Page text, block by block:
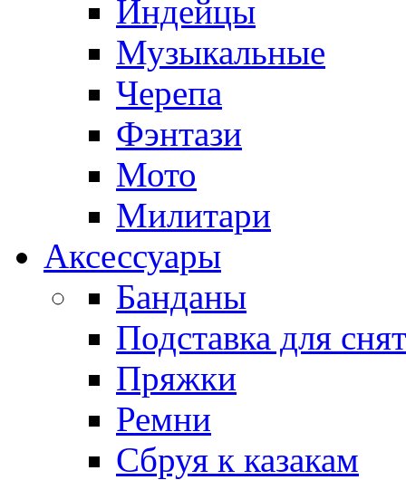
Индейцы
Музыкальные
Черепа
Фэнтази
Мото
Милитари
Аксессуары
Банданы
Подставка для
Пряжки
Ремни
Сбруя к казакам